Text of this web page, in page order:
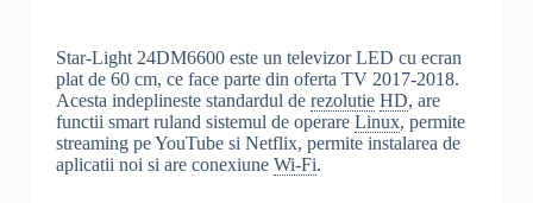
Star-Light 24DM6600 este un televizor LED cu ecran
plat de 60 cm, ce face parte din oferta TV 2017-2018.
Acesta indeplineste standardul de rezolutie HD, are
functii smart ruland sistemul de operare Linux, permite
streaming pe YouTube si Netflix, permite instalarea de
aplicatii noi si are conexiune Wi-Fi.